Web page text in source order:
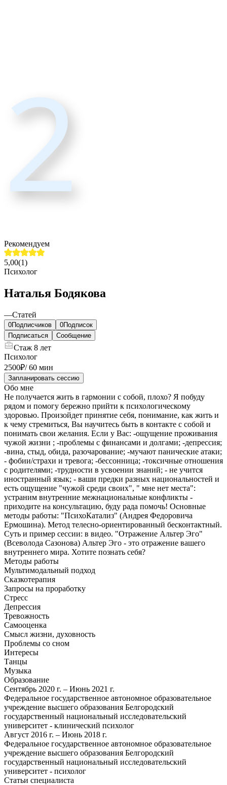
2
Рекомендуем
5,00(1)
Психолог
Наталья Бодякова
—Статей
0Подписчиков 0Подписок
Подписаться
Сообщение
Стаж 8 лет
Психолог
2500₽/60 мин
Запланировать сессию
Обо мне
Не получается жить в гармонии с собой, плохо? Я побуду
рядом и помогу бережно прийти к психологическому
здоровью. Произойдет принятие себя, понимание, как жить и
к чему стремиться, Вы научитесь быть в контакте с собой и
понимать свои желания. Если у Вас: -ощущение проживания
чужой жизни ; -проблемы с финансами и долгами; -депрессия;
-вина, стыд, обида, разочарование; -мучают панические атаки;
- фобии/страхи и тревога; -бессонница; -токсичные отношения
с родителями; -трудности в усвоении знаний; - не учится
иностранный язык; - ваши предки разных национальностей и
есть ощущение "чужой среди своих", " мне нет места":
устраним внутренние межнациональные конфликты -
приходите на консультацию, буду рада помочь! Основные
методы работы: "ПсихоКатализ" (Андрея Федоровича
Ермошина). Метод телесно-ориентированный бесконтактный.
Суть и пример сессии: в видео. "Отражение Альтер Эго"
(Всеволода Сазонова) Альтер Эго - это отражение вашего
внутреннего мира. Хотите познать себя?
Методы работы
Мультимодальный подход
Сказкотерапия
Запросы на проработку
Стресс
Депрессия
Тревожность
Самооценка
Смысл жизни, духовность
Проблемы со сном
Интересы
Танцы
Музыка
Образование
Сентябрь 2020 г. – Июнь 2021 г.
Федеральное государственное автономное образовательное
учреждение высшего образования Белгородский
государственный национальный исследовательский
университет - клинический психолог
Август 2016 г. – Июнь 2018 г.
Федеральное государственное автономное образовательное
учреждение высшего образования Белгородский
государственный национальный исследовательский
университет - психолог
Статьи специалиста